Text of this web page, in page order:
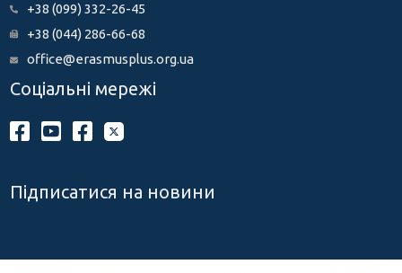
+38 (099) 332-26-45
+38 (044) 286-66-68
office@erasmusplus.org.ua
Соціальні мережі
Підписатися на новини